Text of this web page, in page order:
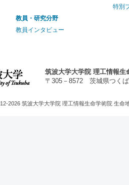
教員・研究分野
教員インタビュー
特別
筑波大学大学院 理工情報
〒305－8572 茨城県つくば
2026 筑波大学大学院 理工情報生命学術院 生